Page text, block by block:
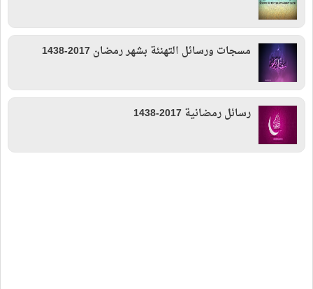
مسجات ورسائل التهنئة بشهر رمضان 2017-1438
رسائل رمضانية 2017-1438